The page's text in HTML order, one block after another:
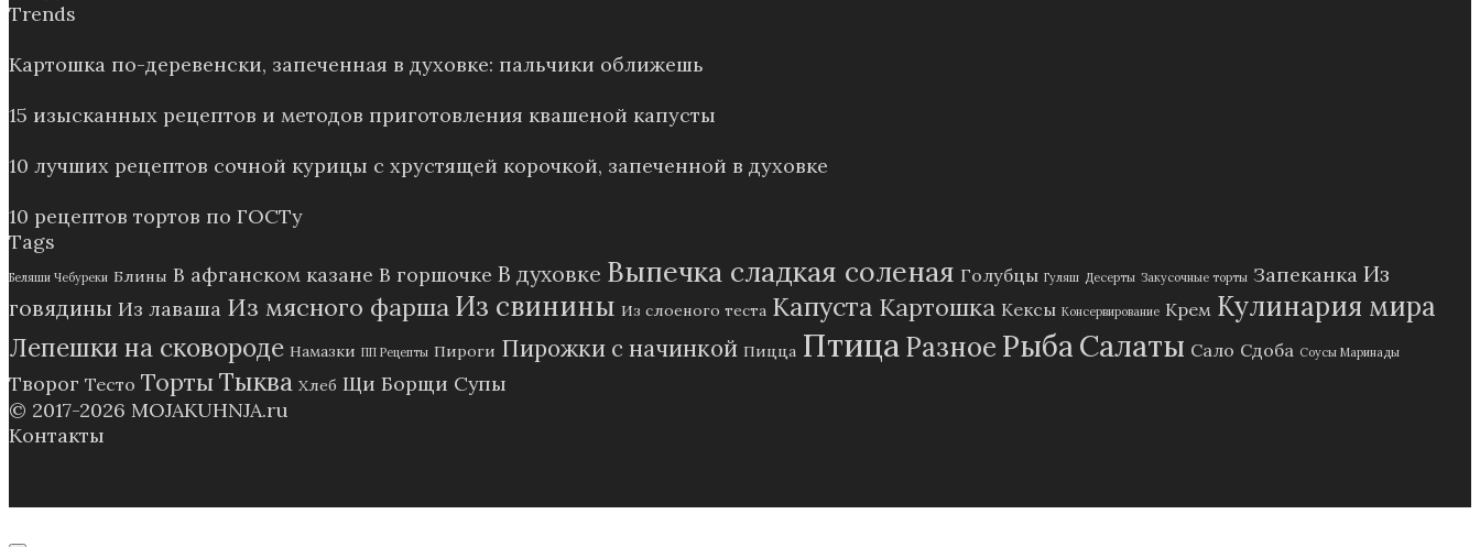
Trends
Картошка по-деревенски, запеченная в духовке: пальчики оближешь
15 изысканных рецептов и методов приготовления квашеной капусты
10 лучших рецептов сочной курицы с хрустящей корочкой, запеченной в духовке
10 рецептов тортов по ГОСТу
Tags
Беляши Чебуреки Блины В афганском казане В горшочке В духовке Выпечка сладкая соленая Голубцы Гуляш Десерты Закусочные торты Запеканка Из
говядины Из лаваша Из мясного фарша Из свинины Из слоеного теста Капуста Картошка Кексы Консервирование Крем Кулинария мира
Лепешки на сковороде Намазки ПП Рецепты Пироги Пирожки с начинкой Пицца ПтицаРазное Рыба Салаты Сало Сдоба Соусы Маринады
Творог Тесто ТортыТыква Хлеб Щи Борщи Супы
© 2017-2026 MOJAKUHNJA.ru
Контакты